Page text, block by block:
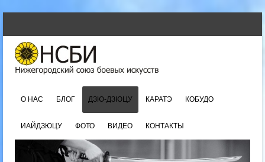
SKIP TO CONTENT
О НАС
БЛОГ ДЗЮ-ДЗЮЦУ КАРАТЭ КОБУДО
ИАЙДЗЮЦУ ФОТО ВИДЕО КОНТАКТЫ